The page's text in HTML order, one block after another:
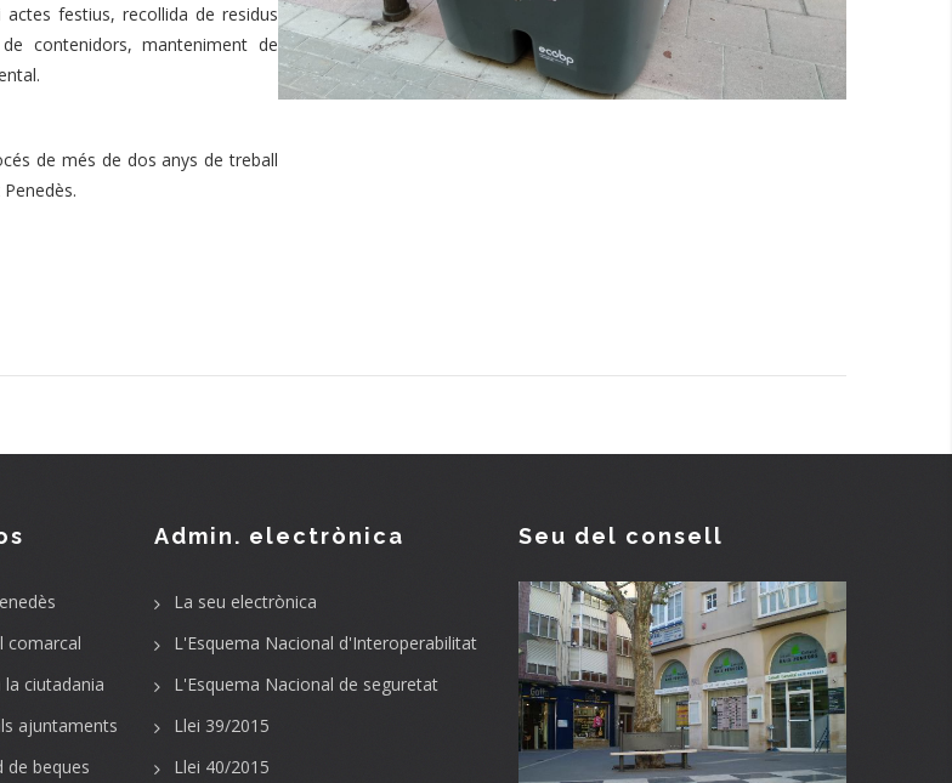
festius, recollida de residus
contenidors, manteniment de
de més de dos anys de treball
comarcal
la ciutadania
ajuntaments
de beques
Admin. electrònica
La seu electrònica
L'Esquema Nacional d'Interoperabilitat
L'Esquema Nacional de seguretat
Llei 39/2015
Llei 40/2015
Seu del consell